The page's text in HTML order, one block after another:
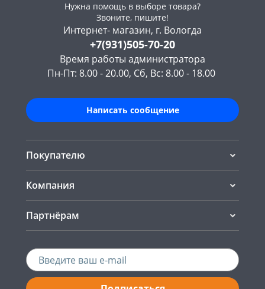
Нужна помощь в выборе товара?
Звоните, пишите!
Интернет- магазин, г. Вологда
+7(931)505-70-20
Время работы администратора
Пн-Пт: 8.00 - 20.00, Сб, Вс: 8.00 - 18.00
Написать сообщение
Покупателю
Компания
Партнёрам